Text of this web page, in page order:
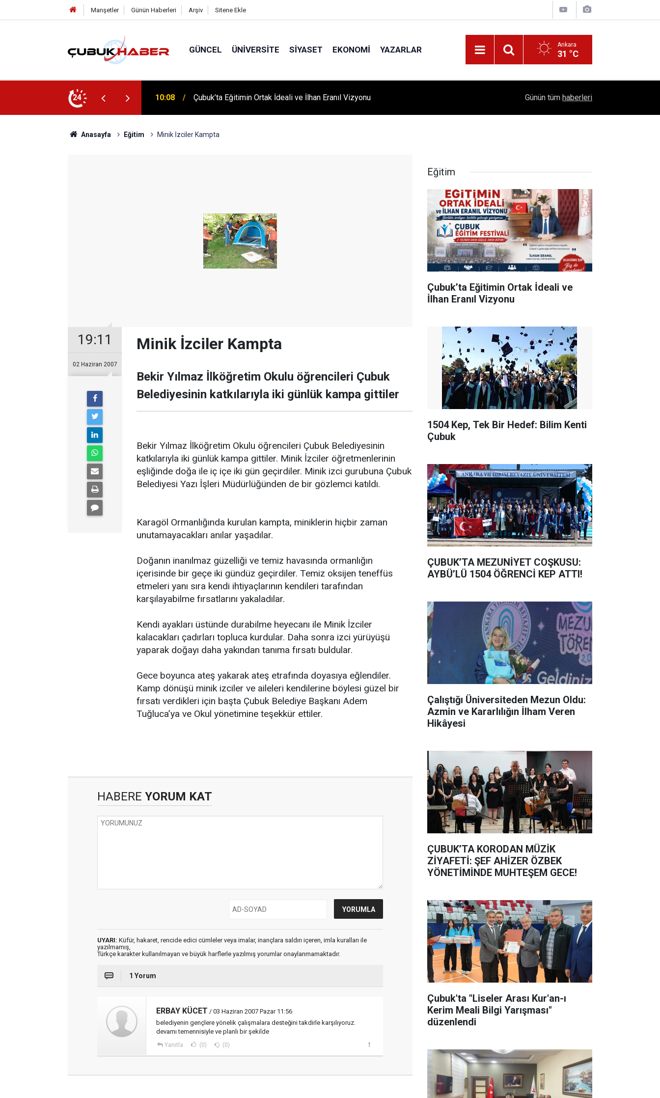
Manşetler Günün Haberleri Arşiv Sitene Ekle
GÜNCEL ÜNIVERSITE SIYASET EKONOMI YAZARLAR Ankara
31 °C
24 12:06 ÇUBUK’TA ‘YAZA MERHABA’ COŞKUSU: Kursiyerler Gönüllerince Eğlendi! 1504 Kep, Tek Bir Hedef: Bilim Kenti Çubuk
Günün tüm haberleri
Anasayfa Eğitim Minik İzciler Kampta
19:11
02 Haziran 2007
Minik İzciler Kampta
Bekir Yılmaz İlköğretim Okulu öğrencileri Çubuk
Belediyesinin katkılarıyla iki günlük kampa gittiler
Bekir Yılmaz İlköğretim Okulu öğrencileri Çubuk Belediyesinin
katkılarıyla iki günlük kampa gittiler. Minik İzciler öğretmenlerinin
eşliğinde doğa ile iç içe iki gün geçirdiler. Minik izci gurubuna Çubuk
Belediyesi Yazı İşleri Müdürlüğünden de bir gözlemci katıldı.
Karagöl Ormanlığında kurulan kampta, miniklerin hiçbir zaman
unutamayacakları anılar yaşadılar.
Doğanın inanılmaz güzelliği ve temiz havasında ormanlığın
içerisinde bir geçe iki gündüz geçirdiler. Temiz oksijen teneffüs
etmeleri yanı sıra kendi ihtiyaçlarının kendileri tarafından
karşılayabilme fırsatlarını yakaladılar.
Kendi ayakları üstünde durabilme heyecanı ile Minik İzciler
kalacakları çadırları topluca kurdular. Daha sonra izci yürüyüşü
yaparak doğayı daha yakından tanıma fırsatı buldular.
Gece boyunca ateş yakarak ateş etrafında doyasıya eğlendiler.
Kamp dönüşü minik izciler ve aileleri kendilerine böylesi güzel bir
fırsatı verdikleri için başta Çubuk Belediye Başkanı Adem
Tuğluca’ya ve Okul yönetimine teşekkür ettiler.
HABERE YORUM KAT
UYARI: Küfür, hakaret, rencide edici cümleler veya imalar, inançlara saldırı içeren, imla kuralları ile
yazılmamış,
Türkçe karakter kullanılmayan ve büyük harflerle yazılmış yorumlar onaylanmamaktadır.
1 Yorum
ERBAY KÜCET / 03 Haziran 2007 Pazar 11:56
belediyenin gençlere yönelik çalışmalara desteğini takdirle karşılıyoruz.
devamı temennisiyle ve planlı bir şekilde
Yanıtla (0) (0)
Eğitim
Çubuk’ta Eğitimin Ortak İdeali ve
İlhan Eranıl Vizyonu
1504 Kep, Tek Bir Hedef: Bilim Kenti
Çubuk
ÇUBUK’TA MEZUNİYET COŞKUSU:
AYBÜ’LÜ 1504 ÖĞRENCİ KEP ATTI!
Çalıştığı Üniversiteden Mezun Oldu:
Azmin ve Kararlılığın İlham Veren
Hikâyesi
ÇUBUK’TA KORODAN MÜZİK
ZİYAFETİ: ŞEF AHİZER ÖZBEK
YÖNETİMİNDE MUHTEŞEM GECE!
Çubuk'ta "Liseler Arası Kur'an-ı
Kerim Meali Bilgi Yarışması"
düzenlendi